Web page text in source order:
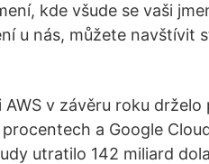
kde všude se vaši
u nás, můžete navštívit
AWS v závěru roku
a Google
utratilo 142 miliard